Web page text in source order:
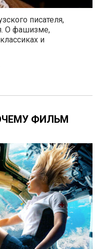
писателя,
О фашизме,
и
ФИЛЬМ